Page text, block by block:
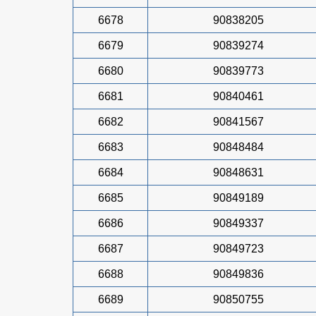
6678 90838205
6679 90839274
6680 90839773
6681 90840461
6682 90841567
6683 90848484
6684 90848631
6685 90849189
6686 90849337
6687 90849723
6688 90849836
6689 90850755